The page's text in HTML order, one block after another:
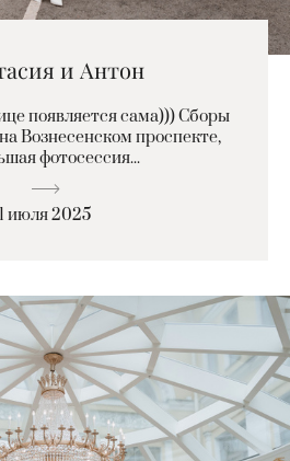
и Антон
появляется сама))) Сборы
Вознесенском проспекте,
фотосессия...
1 июля 2025